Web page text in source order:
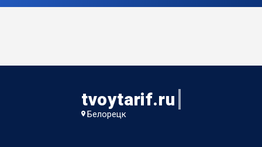
пер Овчаренко
tvoytarif.ru
Белорецк